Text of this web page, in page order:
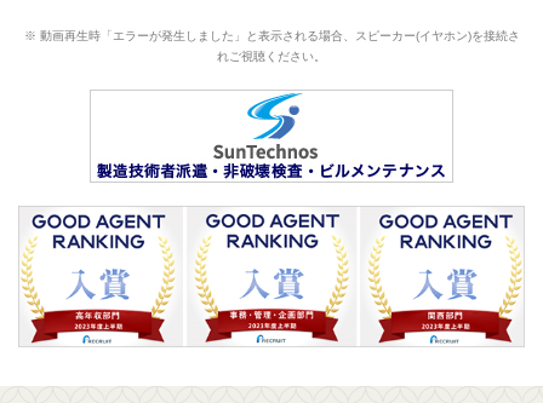
※ 動画再生時「エラーが発生しました」と表示される場合、スピーカー(イヤホン)を接続さ
れご視聴ください。